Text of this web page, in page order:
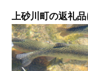
上砂川町の返礼